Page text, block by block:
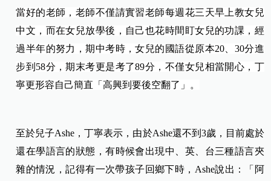
當好的老師，老師不僅請實習老師每週花三天早上教女兒
中文，而在女兒放學後，自己也花時間盯女兒的功課，經
過半年的努力，期中考時，女兒的國語從原本20、30分進
步到58分，期末考更是考了89分，不僅女兒相當開心，丁
寧更形容自己簡直「高興到要後空翻了」。
至於兒子Ashe ，丁寧表示，由於Ashe還不到3歲，目前處於
還在學語言的狀態，有時候會出現中、英、台三種語言夾
雜的情況，記得有一次帶孩子回鄉下時，Ashe說出：「阿